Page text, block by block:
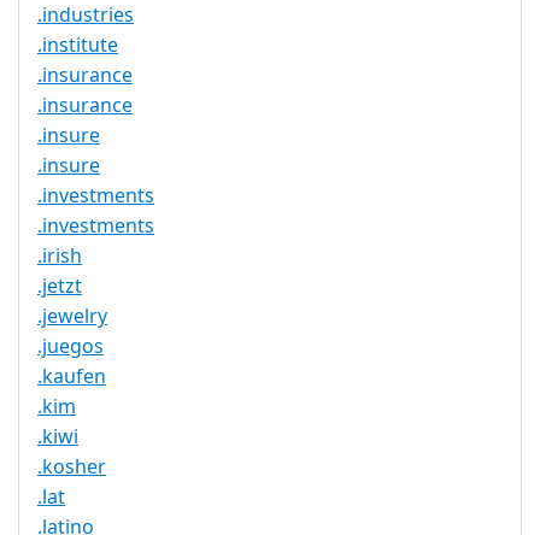
.industries
.institute
.insurance
.insurance
.insure
.insure
.investments
.investments
.irish
.jetzt
.jewelry
.juegos
.kaufen
.kim
.kiwi
.kosher
.lat
.latino